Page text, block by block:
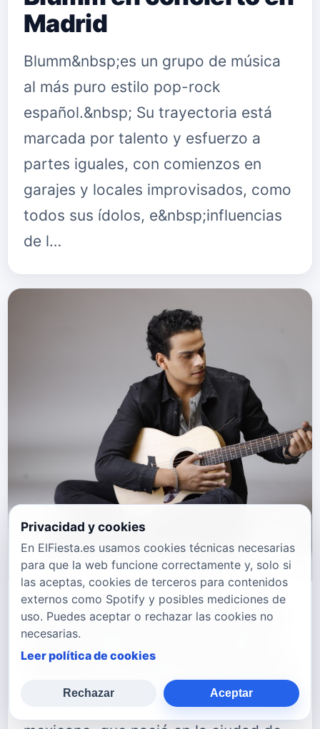
Madrid
Blumm&nbsp;es un grupo de música
al más puro estilo pop-rock
español.&nbsp; Su trayectoria está
marcada por talento y esfuerzo a
partes iguales, con comienzos en
garajes y locales improvisados, como
todos sus ídolos, e&nbsp;influencias
de l…
José Adrián interpreta
música romántica con
toques muy mexicanos
José Adrián es un joven cantante
Privacidad y cookies
En ElFiesta.es usamos cookies técnicas necesarias
para que la web funcione correctamente y, solo si
las aceptas, cookies de terceros para contenidos
externos como Spotify y posibles mediciones de
uso. Puedes aceptar o rechazar las cookies no
necesarias.
Leer política de cookies
Rechazar Aceptar